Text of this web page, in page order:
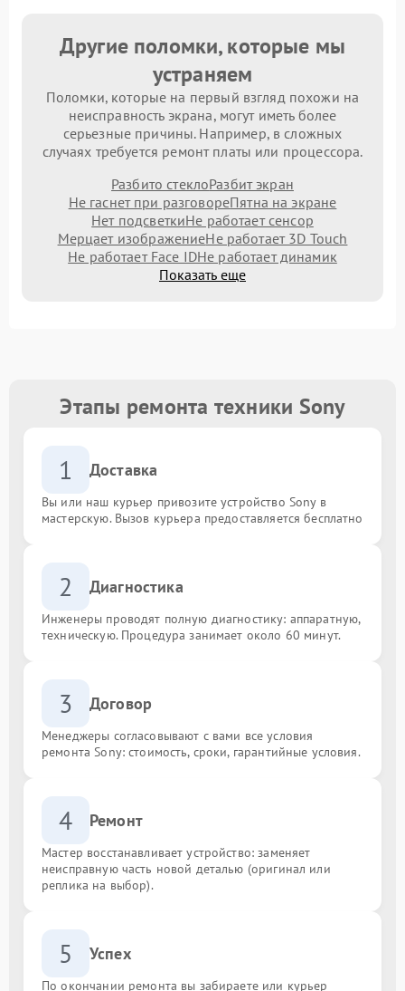
Другие поломки, которые мы
устраняем
Поломки, которые на первый взгляд похожи на
неисправность экрана, могут иметь более
серьезные причины. Например, в сложных
случаях требуется ремонт платы или процессора.
Разбито стеклоРазбит экран
Не гаснет при разговореПятна на экране
Нет подсветкиНе работает сенсор
Мерцает изображениеНе работает 3D Touch
Не работает Face IDНе работает динамик
Показать еще
Этапы ремонта техники Sony
1 Доставка
Вы или наш курьер привозите устройство Sony в
мастерскую. Вызов курьера предоставляется бесплатно
2 Диагностика
Инженеры проводят полную диагностику: аппаратную,
техническую. Процедура занимает около 60 минут.
3 Договор
Менеджеры согласовывают с вами все условия
ремонта Sony: стоимость, сроки, гарантийные условия.
4 Ремонт
Мастер восстанавливает устройство: заменяет
неисправную часть новой деталью (оригинал или
реплика на выбор).
5 Успех
По окончании ремонта вы забираете или курьер